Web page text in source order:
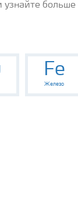
узнайте больше
Fe
Железо